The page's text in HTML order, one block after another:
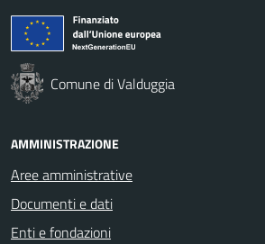
Comune di Valduggia
AMMINISTRAZIONE
Aree amministrative
Documenti e dati
Enti e fondazioni